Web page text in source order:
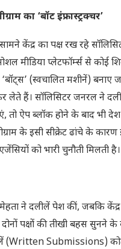
का ‘बॉट इंफ्रास्ट्रक्चर’
केंद्र का पक्ष रख रहे
मीडिया प्लेटफॉर्म्स से
(स्वचालित मशीनें)
हैं। सॉलिसिटर जनरल ने
तो ऐप ब्लॉक होने के बाद भी
के इसी सीक्रेट ढांचे के
को भारी चुनौती मिलती है।
मेहता ने दलीलें पेश कीं, जबकि
पक्षों की तीखी बहस सुनने
Submissions)